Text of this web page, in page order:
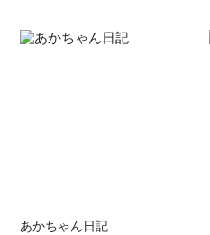
あかちゃん日記